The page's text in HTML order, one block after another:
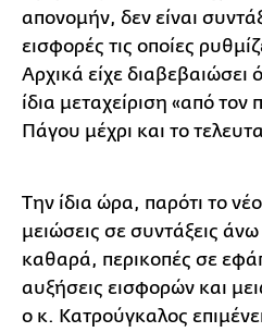
απονομήν, δεν είναι
εισφορές τις οποίες
Αρχικά είχε διαβεβαιώσει
ίδια μεταχείριση «από
Πάγου μέχρι και το
Την ίδια ώρα, παρότι το
μειώσεις σε συντάξεις
καθαρά, περικοπές σε
αυξήσεις εισφορών και
ο κ. Κατρούγκαλος